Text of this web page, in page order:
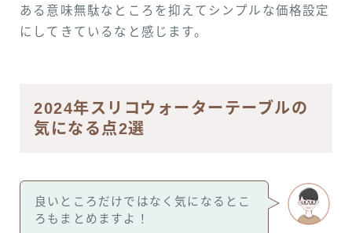
ある意味無駄なところを抑えてシンプルな価格設定
にしてきているなと感じます。
2024年スリコウォーターテーブルの
気になる点2選
良いところだけではなく気になるとこ
ろもまとめますよ！